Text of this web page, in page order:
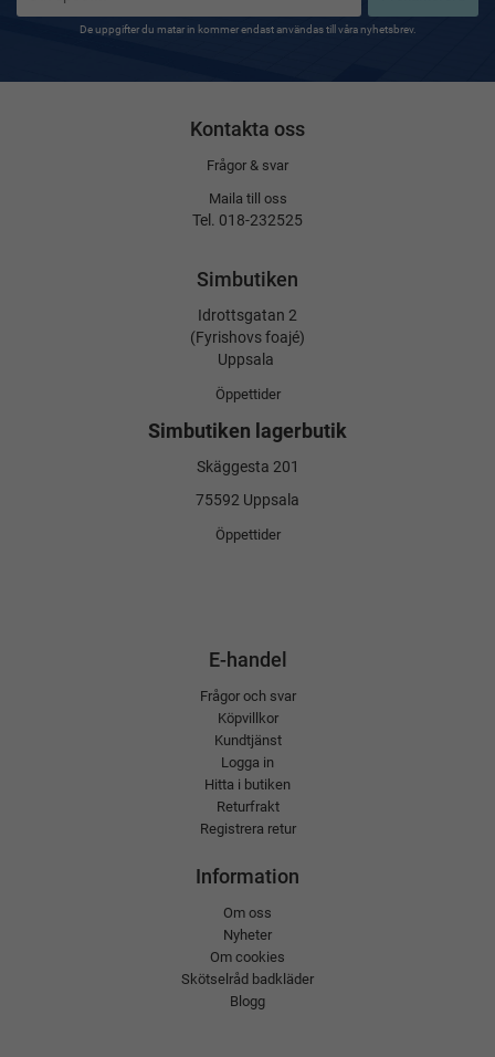
De uppgifter du matar in kommer endast användas till våra nyhetsbrev.
Kontakta oss
Frågor & svar
Maila till oss
Tel. 018-232525
Simbutiken
Idrottsgatan 2
(Fyrishovs foajé)
Uppsala
Öppettider
Simbutiken lagerbutik
Skäggesta 201
75592 Uppsala
Öppettider
E-handel
Frågor och svar
Köpvillkor
Kundtjänst
Logga in
Hitta i butiken
Returfrakt
Registrera retur
Information
Om oss
Nyheter
Om cookies
Skötselråd badkläder
Blogg